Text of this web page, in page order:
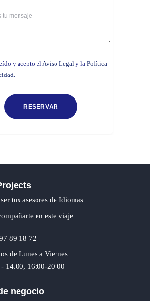
y acepto el Aviso Legal y la Política
tus asesores de Idiomas
en este viaje
89 18 72
de Lunes a Viernes
14.00, 16:00-20:00
negocio